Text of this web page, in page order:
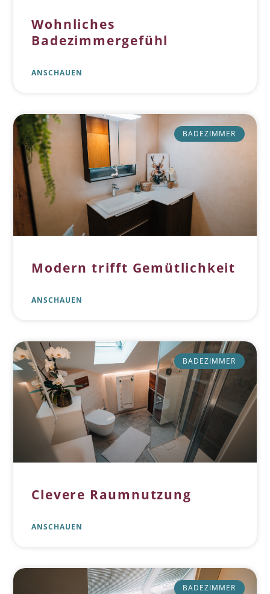
Wohnliches
Badezimmergefühl
ANSCHAUEN
BADEZIMMER
Modern trifft Gemütlichkeit
ANSCHAUEN
BADEZIMMER
Clevere Raumnutzung
ANSCHAUEN
BADEZIMMER